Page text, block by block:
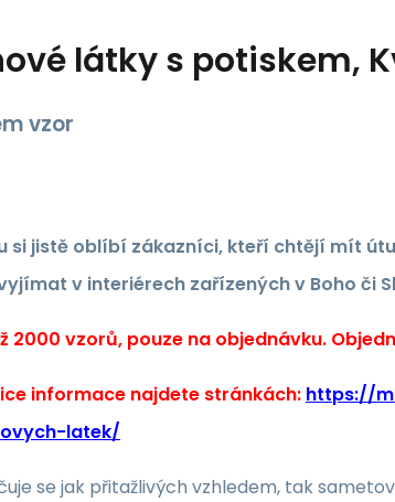
látky s potiskem,
vzor
si jistě oblíbí zákazníci, kteří chtějí mít
v interiérech zařízených v Boho či
vzorů, pouze na objednávku.
informace najdete stránkách: https://
latek/
se jak přitažlivých vzhledem, tak